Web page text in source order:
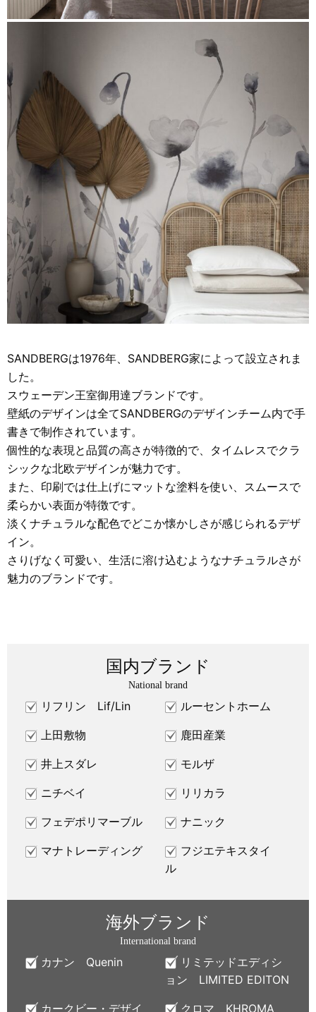
SANDBERGは1976年、SANDBERG家によって設立されま
した。
スウェーデン王室御用達ブランドです。
壁紙のデザインは全てSANDBERGのデザインチーム内で手
書きで制作されています。
個性的な表現と品質の高さが特徴的で、タイムレスでクラ
シックな北欧デザインが魅力です。
また、印刷では仕上げにマットな塗料を使い、スムースで
柔らかい表面が特徴です。
淡くナチュラルな配色でどこか懐かしさが感じられるデザ
イン。
さりげなく可愛い、生活に溶け込むようなナチュラルさが
魅力のブランドです。
国内ブランド
National brand
リフリン Lif/Lin ルーセントホーム
上田敷物 鹿田産業
井上スダレ モルザ
ニチベイ リリカラ
フェデポリマーブル ナニック
マナトレーディング
フジエテキスタイ
ル
海外ブランド
International brand
カナン Quenin
リミテッドエディシ
ョン LIMITED EDITON
カークビー・デザイ クロマ KHROMA